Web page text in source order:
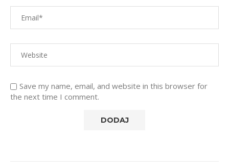
Save my name, email, and website in this browser for
the next time I comment.